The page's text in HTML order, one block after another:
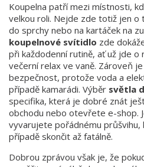
Koupelna patří mezi místnosti,
velkou roli. Nejde zde totiž jen o
do sprchy nebo na kartáček na
koupelnové svítidlo zde
při každodenní rutině, ať už jde o
večerní relax ve vaně. Zároveň
bezpečnost, protože voda a
případě kamarádi. Výběr světla
specifika, která je dobré znát
obchodu nebo otevřete e-shop.
vyvarujete pořádnému průšvihu,
případě skončit až fatálně.
Dobrou zprávou však je, že